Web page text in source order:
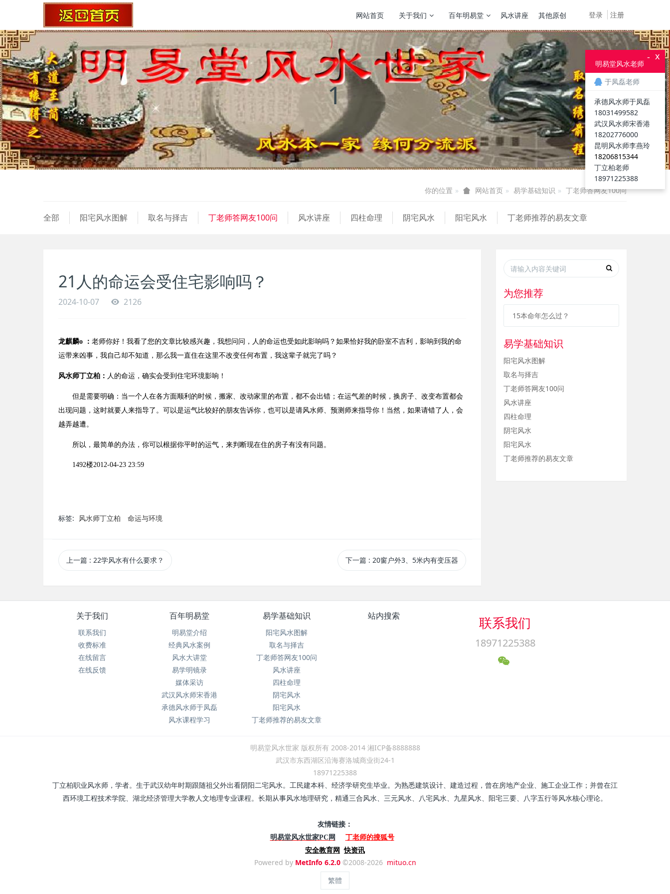
登录 注册
网站首页 关于我们 百年明易堂 风水讲座 其他原创
1
你的位置 网站首页 易学基础知识 丁老师答网友100问
全部 阳宅风水图解 取名与择吉 丁老师答网友100问 风水讲座 四柱命理 阴宅风水 阳宅风水 丁老师推荐的易友文章
21人的命运会受住宅影响吗？
2024-10-07 2126
龙麒麟o ： 老师你好！我看了您的文章比较感兴趣，我想问问，人的命运也受如此影响吗？如果恰好我的卧室不吉利，影响到我的命
运带来凶事，我自己却不知道，那么我一直住在这里不改变任何布置，我这辈子就完了吗？
风水师丁立柏： 人的命运，确实会受到住宅环境影响！
但是需要明确：当一个人在各方面顺利的时候，搬家、改动家里的布置，都不会出错；在运气差的时候，换房子、改变布置都会
出现问题，这时就要人来指导了。 可以是运气比较好的朋友告诉你，也可以是请风水师、预测师来指导你！当然，如果请错了人，会
越弄越遭。
所以，最简单的办法，你可以根据你平时的运气，来判断现在住的房子有没有问题。
1492楼2012-04-23 23:59
标签: 风水师丁立柏 命运与环境
上一篇 : 22学风水有什么要求？ 下一篇 : 20窗户外3、5米内有变压器
为您推荐
15本命年怎么过？
易学基础知识
阳宅风水图解
取名与择吉
丁老师答网友100问
风水讲座
四柱命理
阴宅风水
阳宅风水
丁老师推荐的易友文章
关于我们
联系我们
收费标准
在线留言
在线反馈
百年明易堂
明易堂介绍
经典风水案例
风水大讲堂
易学明镜录
媒体采访
武汉风水师宋香港
承德风水师于凤磊
风水课程学习
易学基础知识
阳宅风水图解
取名与择吉
丁老师答网友100问
风水讲座
四柱命理
阴宅风水
阳宅风水
丁老师推荐的易友文章
站内搜索 联系我们
18971225388
明易堂风水世家 版权所有 2008-2014 湘ICP备8888888
武汉市东西湖区沿海赛洛城商业街24-1
18971225388
丁立柏职业风水师，学者。生于武汉幼年时期跟随祖父外出看阴阳二宅风水。工民建本科、经济学研究生毕业。为熟悉建筑设计、建造过程，曾在房地产企业、施工企业工作；并曾在江
西环境工程技术学院、湖北经济管理大学教人文地理专业课程。长期从事风水地理研究，精通三合风水、三元风水、八宅风水、九星风水、阳宅三要、八字五行等风水核心理论。
友情链接：
明易堂风水世家PC网
丁老师的搜狐号
安全教育网 快资讯
Powered by MetInfo 6.2.0©2008-2026 mituo.cn
繁體
x
-
明易堂风水老师
于凤磊老师
承德风水师于凤磊
18031499582
武汉风水师宋香港
18202776000
昆明风水师李燕玲
18206815344
丁立柏老师
18971225388